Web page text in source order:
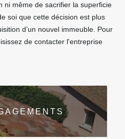
ni même de sacrifier la superficie
soi que cette décision est plus
d’un nouvel immeuble. Pour
de contacter l'entreprise